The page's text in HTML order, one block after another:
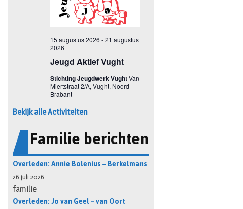
Bekijk alle Activiteiten
Familie berichten
Overleden: Annie Bolenius – Berkelmans
26 juli 2026
familie
Overleden: Jo van Geel – van Oort